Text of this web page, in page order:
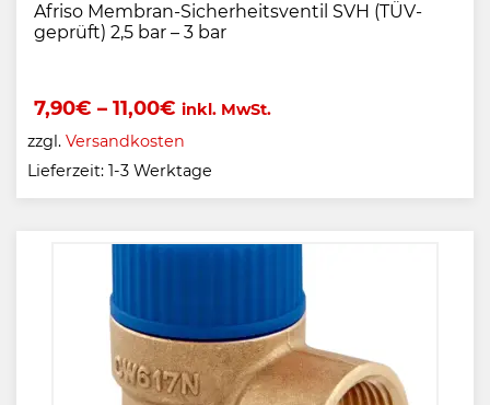
Afriso Membran-Sicherheitsventil SVH (TÜV-
geprüft) 2,5 bar – 3 bar
7,90€ – 11,00€ inkl. MwSt.
zzgl. Versandkosten
Lieferzeit: 1-3 Werktage